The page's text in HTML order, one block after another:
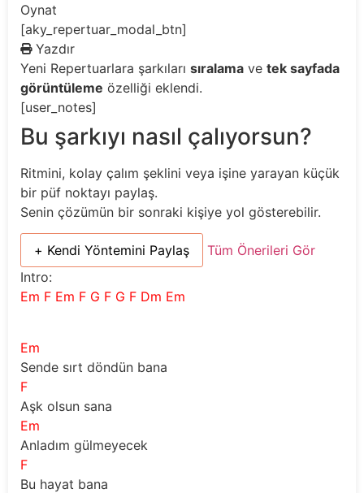
Oynat
[aky_repertuar_modal_btn]
Yazdır
Yeni Repertuarlara şarkıları sıralama ve tek sayfada
görüntüleme özelliği eklendi.
[user_notes]
Bu şarkıyı nasıl çalıyorsun?
Ritmini, kolay çalım şeklini veya işine yarayan küçük
bir püf noktayı paylaş.
Senin çözümün bir sonraki kişiye yol gösterebilir.
+ Kendi Yöntemini Paylaş
Tüm Önerileri Gör
Intro:
Em F Em F G F G F Dm Em
Em
Sende sırt döndün bana
F
Aşk olsun sana
Em
Anladım gülmeyecek
F
Bu hayat bana